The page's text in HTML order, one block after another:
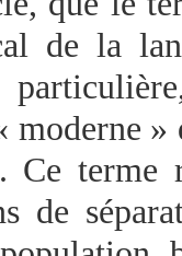
de la
moderne
Ce terme
de